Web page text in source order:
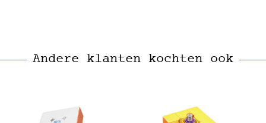
Andere klanten kochten ook